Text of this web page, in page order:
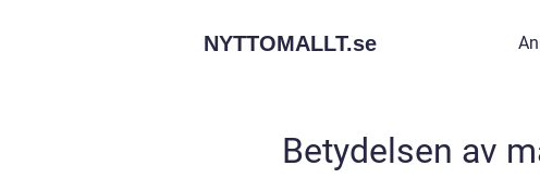
NYTTOMALLT.se
Betydelsen av